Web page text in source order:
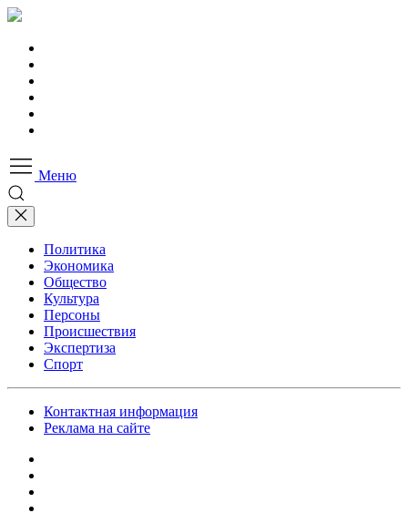
Меню
Политика
Экономика
Общество
Культура
Персоны
Происшествия
Экспертиза
Спорт
Контактная информация
Реклама на сайте